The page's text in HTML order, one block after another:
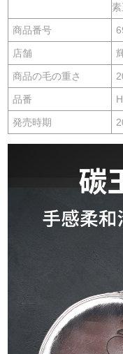
商品番号
店舗
商品の毛の重さ
品番
発売時期